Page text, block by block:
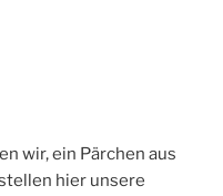
wir, ein Pärchen aus
hier unsere